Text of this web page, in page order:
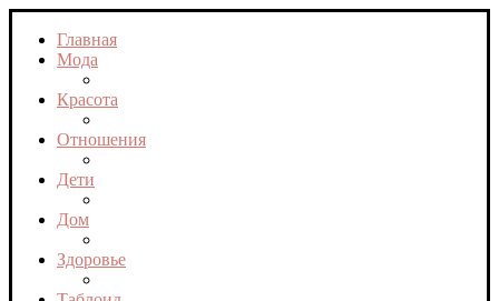
Главная
Мода
Красота
Отношения
Дети
Дом
Здоровье